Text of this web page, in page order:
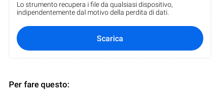
Lo strumento recupera i file da qualsiasi dispositivo,
indipendentemente dal motivo della perdita di dati.
Scarica
Per fare questo: